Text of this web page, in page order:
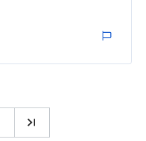
griechischer mag
fühlen sich